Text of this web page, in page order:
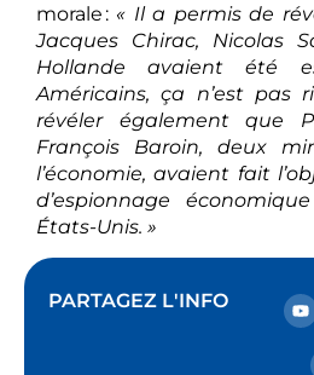
morale : « Il a permis de
Jacques Chirac, Nicolas
Hollande avaient été
Américains, ça n’est pas
révéler également que
François Baroin, deux
l’économie, avaient fait
d’espionnage
États-Unis. »
PARTAGEZ L'INFO